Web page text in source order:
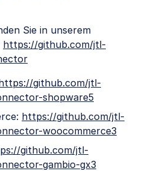
Sie in unserem
https://github.com/jtl-
github.com/jtl-
shopware5
https://github.com/jtl-
woocommerce3
github.com/jtl-
gambio-gx3